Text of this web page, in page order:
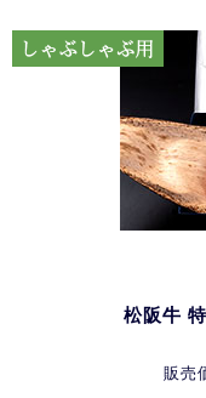
松阪牛
販売